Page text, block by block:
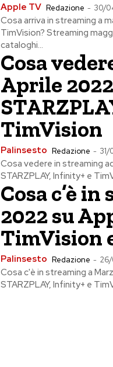
Apple TV Redazione - 30/
Cosa arriva in streaming a
TimVision? Streaming
cataloghi...
Cosa
Aprile
TimVision
Palinsesto Redazione -
Cosa vedere in streaming
STARZPLAY, Infinity+ e
Cosa c’è
2022 su
TimVision
Palinsesto Redazione -
Cosa c'è in streaming a
STARZPLAY, Infinity+ e